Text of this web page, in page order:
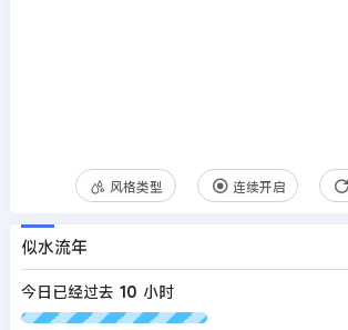
风格类型 连续开启
似水流年
今日已经过去 10 小时